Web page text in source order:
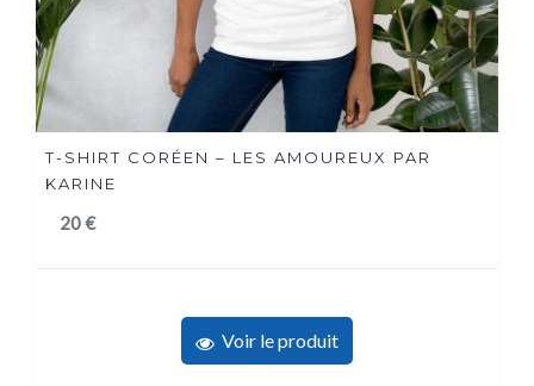
T-SHIRT CORÉEN – LES AMOUREUX PAR
KARINE
20€
Voir le produit